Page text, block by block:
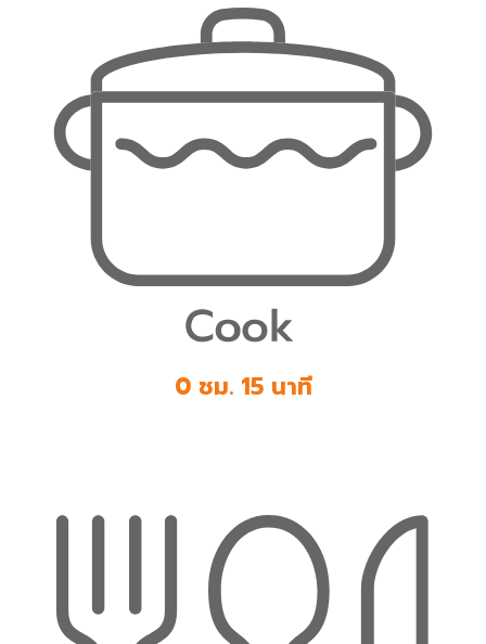
0 ชม. 15 นาที